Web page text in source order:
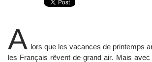
A lors que les vacances de printemps
les Français rêvent de grand air. Mais avec